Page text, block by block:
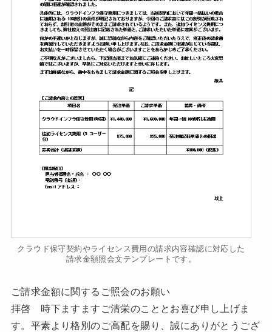
クラウド保守契約やライセンス費用の請求内容確認に対応した
請求金額照会文テンプレートです。
ご請求金額に関するご照会のお願い
拝啓 時下ますますご清栄のこととお喜び申し上げま
す。平素より格別のご高配を賜り、誠にありがとうござ